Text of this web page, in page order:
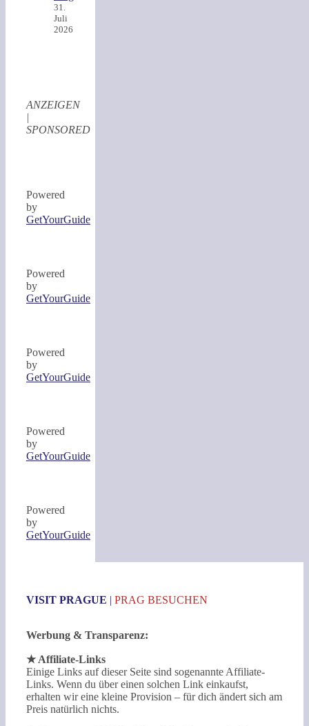
31.
Juli
2026
ANZEIGEN
|
SPONSORED
Powered
by
GetYourGuide
Powered
by
GetYourGuide
Powered
by
GetYourGuide
Powered
by
GetYourGuide
Powered
by
GetYourGuide
VISIT PRAGUE | PRAG BESUCHEN
Werbung & Transparenz:
★ Affiliate-Links
Einige Links auf dieser Seite sind sogenannte Affiliate-
Links. Wenn du über einen solchen Link einkaufst,
erhalten wir eine kleine Provision – für dich ändert sich am
Preis natürlich nichts.